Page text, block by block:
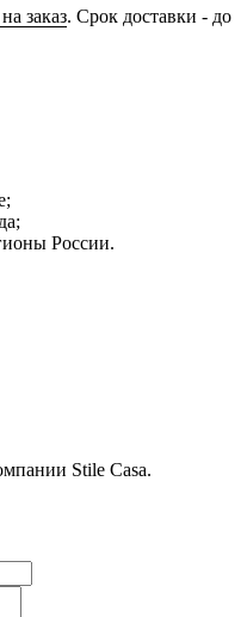
заказ. Срок доставки - до
России.
Stile Casa.